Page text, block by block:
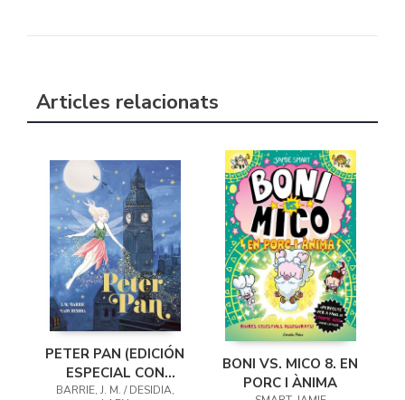
Articles relacionats
PETER PAN (EDICIÓN
ESPECIAL CON
CANTOS TINTADOS)
BARRIE, J. M. / DESIDIA,
BONI VS. MICO 8. EN
PORC I ÀNIMA